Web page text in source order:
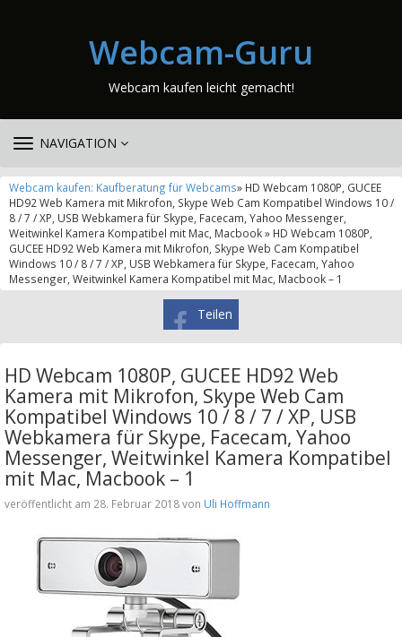
Webcam-Guru
Webcam kaufen leicht gemacht!
TOGGLE
NAVIGATION
Webcam kaufen: Kaufberatung für Webcams» HD Webcam 1080P, GUCEE
HD92 Web Kamera mit Mikrofon, Skype Web Cam Kompatibel Windows 10 /
8 / 7 / XP, USB Webkamera für Skype, Facecam, Yahoo Messenger,
Weitwinkel Kamera Kompatibel mit Mac, Macbook » HD Webcam 1080P,
GUCEE HD92 Web Kamera mit Mikrofon, Skype Web Cam Kompatibel
Windows 10 / 8 / 7 / XP, USB Webkamera für Skype, Facecam, Yahoo
Messenger, Weitwinkel Kamera Kompatibel mit Mac, Macbook – 1
Teilen
HD Webcam 1080P, GUCEE HD92 Web
Kamera mit Mikrofon, Skype Web Cam
Kompatibel Windows 10 / 8 / 7 / XP, USB
Webkamera für Skype, Facecam, Yahoo
Messenger, Weitwinkel Kamera Kompatibel
mit Mac, Macbook – 1
veröffentlicht am 28. Februar 2018 von Uli Hoffmann